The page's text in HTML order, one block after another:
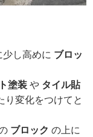
し高めに ブロッ
塗装 や タイル貼
り変化をつけてと
ブロック の上に